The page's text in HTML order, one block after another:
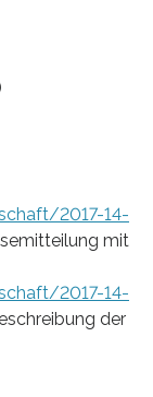
2017-14-
mit
2017-14-
der